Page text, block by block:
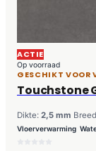
ACTIE
Op voorraad
GESCHIKT VOOR
Touchstone
Dikte: 2,5 mm
Vloerverwarming